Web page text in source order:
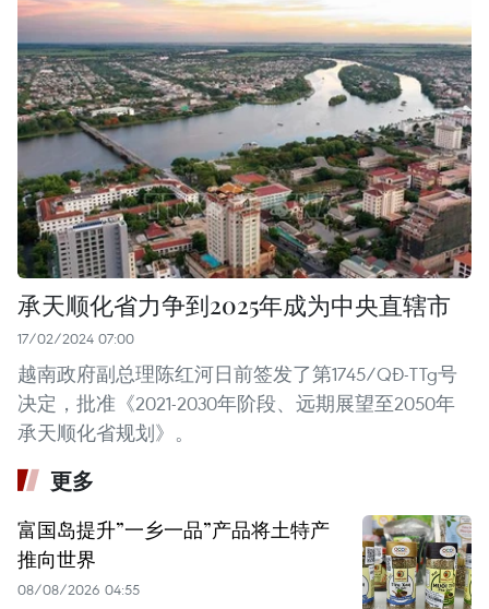
承天顺化省力争到2025年成为中央直辖市
17/02/2024 07:00
越南政府副总理陈红河日前签发了第1745/QĐ-TTg号
决定，批准《2021-2030年阶段、远期展望至2050年
承天顺化省规划》。
更多
富国岛提升”一乡一品”产品将土特产
推向世界
08/08/2026 04:55